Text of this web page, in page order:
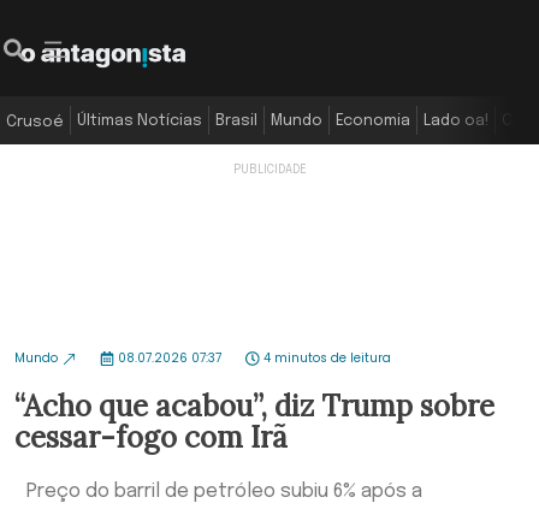
Crusoé Últimas Notícias Brasil Mundo Economia Lado oa!
Mundo 08.07.2026 07:37 4 minutos de leitura
“Acho que acabou”, diz Trump sobre
cessar-fogo com Irã
Preço do barril de petróleo subiu 6% após a